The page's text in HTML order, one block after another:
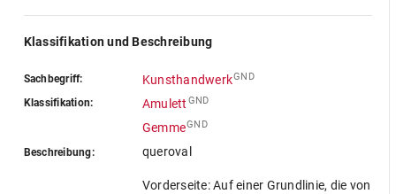
Klassifikation und Beschreibung
Sachbegriff: KunsthandwerkGND
Klassifikation: Amulett GND
GemmeGND
Beschreibung: queroval
Vorderseite: Auf einer Grundlinie, die von